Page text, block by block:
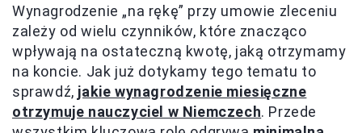
Wynagrodzenie „na rękę” przy umowie zleceniu
zależy od wielu czynników, które znacząco
wpływają na ostateczną kwotę, jaką otrzymamy
na koncie. Jak już dotykamy tego tematu to
sprawdź, jakie wynagrodzenie miesięczne
otrzymuje nauczyciel w Niemczech. Przede